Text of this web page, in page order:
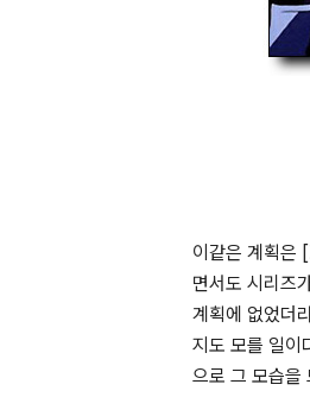
이같은 계획은
면서도 시리즈
계획에 없었더
지도 모를 일
으로 그 모습을